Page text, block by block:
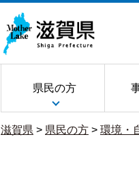
県民の方
滋賀県 > 県民の方 > 環境・